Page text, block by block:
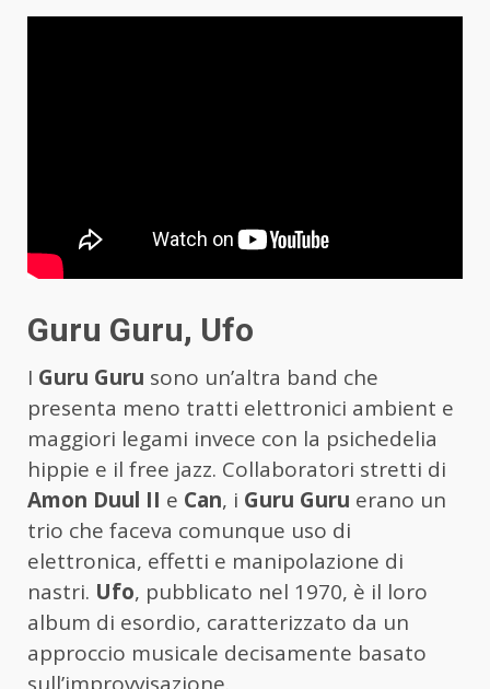
Guru Guru, Ufo
I Guru Guru sono un’altra band che
presenta meno tratti elettronici ambient e
maggiori legami invece con la psichedelia
hippie e il free jazz. Collaboratori stretti di
Amon Duul II e Can, i Guru Guru erano un
trio che faceva comunque uso di
elettronica, effetti e manipolazione di
nastri. Ufo, pubblicato nel 1970, è il loro
album di esordio, caratterizzato da un
approccio musicale decisamente basato